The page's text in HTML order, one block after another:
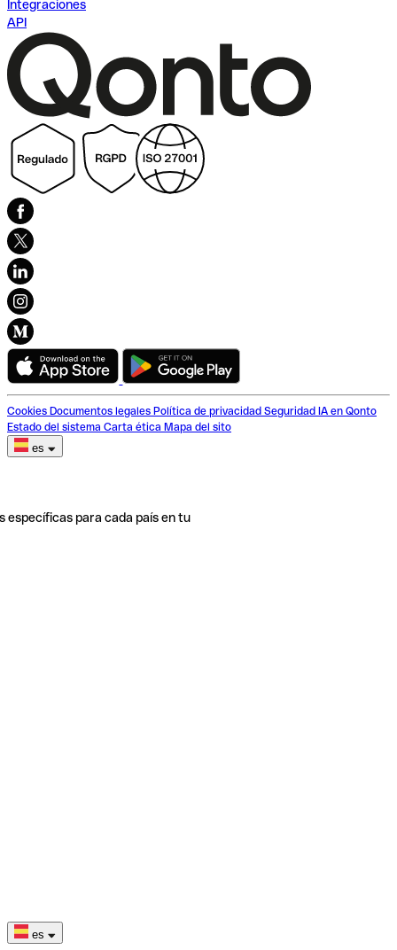
Integraciones
API
Cookies Documentos legales Política de privacidad Seguridad IA en Qonto
Estado del sistema Carta ética Mapa del sito
es
específicas para cada país en tu
es